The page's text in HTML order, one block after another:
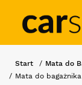
Start Mata do
Mata do